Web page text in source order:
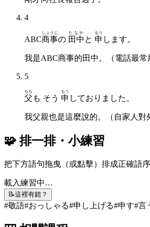
4
ABC商事
しょうじ
の 田中
たなか
と 申
もう
します。
我是ABC商事的田中。（電話最常
5
父
ちち
も そう 申
もう
しておりました。
我父親也是這麼說的。（自家人對
🧩 排一排・小練習
把下方語句拖曳（或點擊）排成正確語
載入練習中…
📝這裡有錯？
#敬語#おっしゃる#申し上げる#申す#言